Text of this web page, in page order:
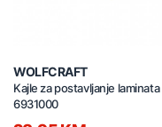
WOLFCRAFT
Kajle za postavljanje laminata
6931000